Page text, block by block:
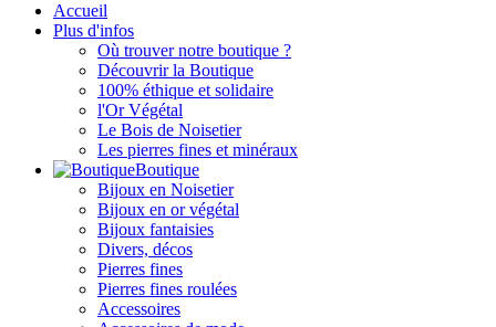
Accueil
Plus d'infos
Où trouver notre boutique ?
Découvrir la Boutique
100% éthique et solidaire
l'Or Végétal
Le Bois de Noisetier
Les pierres fines et minéraux
Boutique
Bijoux en Noisetier
Bijoux en or végétal
Bijoux fantaisies
Divers, décos
Pierres fines
Pierres fines roulées
Accessoires